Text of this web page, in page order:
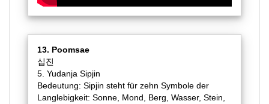
13. Poomsae
십진
5. Yudanja Sipjin
Bedeutung: Sipjin steht für zehn Symbole der
Langlebigkeit: Sonne, Mond, Berg, Wasser, Stein,